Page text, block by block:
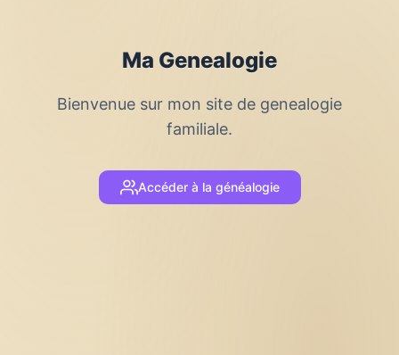
Ma Genealogie
Bienvenue sur mon site de genealogie
familiale.
Accéder à la généalogie